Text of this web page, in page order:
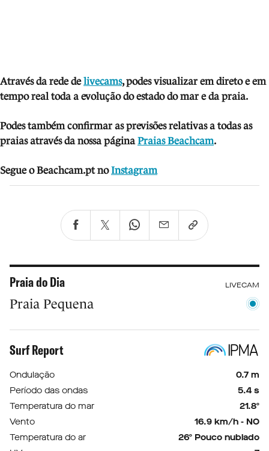
Através da rede delivecams, podes visualizar em direto e em
tempo real toda a evolução do estado do mar e da praia.
Podes também confirmar as previsões relativas a todas as
praias através da nossa páginaPraias Beachcam.
Segue o Beachcam.pt no Instagram
Praia do Dia LIVECAM
Praia Pequena
Surf Report
Ondulação
0.7 m
Período das ondas
5.4 s
Temperatura do mar
21.8º
Vento
16.9 km/h - NO
Temperatura do ar
26º Pouco nublado